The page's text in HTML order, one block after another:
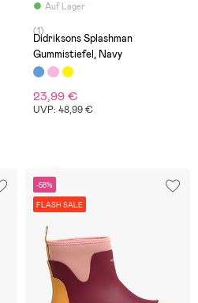
Auf Lager
(1)
Didriksons Splashman
Gummistiefel, Navy
23,99 €
UVP: 48,99 €
-58%
FLASH SALE